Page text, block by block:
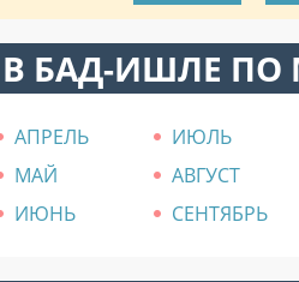
БАД-ИШЛЕ ПО
АПРЕЛЬ
ИЮЛЬ
МАЙ
АВГУСТ
ИЮНЬ СЕНТЯБРЬ